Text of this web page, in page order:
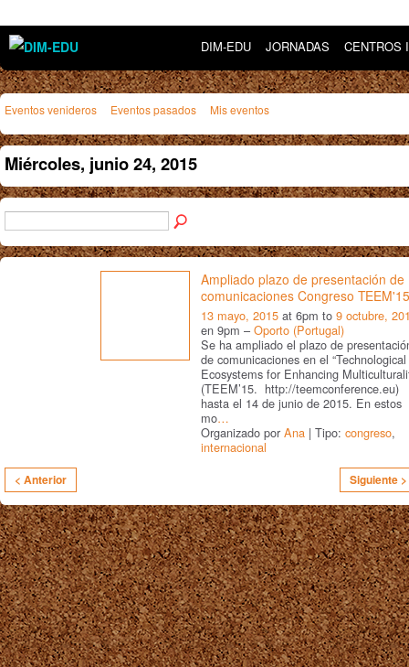
DIM-EDU JORNADAS CENTROS
Eventos venideros Eventos pasados Mis eventos
Miércoles, junio 24, 2015
Ampliado plazo de presentación de
comunicaciones Congreso TEEM'15
13 mayo, 2015 at 6pm to 9 octubre,
en 9pm – Oporto (Portugal)
Se ha ampliado el plazo de
de comunicaciones en el “Technological
Ecosystems for Enhancing
(TEEM’15. http://teemconference.eu)
hasta el 14 de junio de 2015. En estos
mo…
Organizado por Ana | Tipo: congreso,
internacional
< Anterior Siguiente >